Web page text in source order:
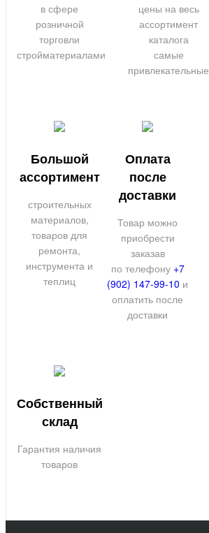
в сфере
розничной
торговли
стройматериалами
цены на весь
ассортимент
каталога
самые
привлекательные
Большой
ассортимент
строительных
материалов,
товаров для
ремонта,
инструмента и
теплиц
Оплата
после
доставки
Товар можно
приобрести
заказав
по телефону +7
(902) 147-99-10 и
оплатить после
доставки
Собственный
склад
Гарантия наличия
товаров